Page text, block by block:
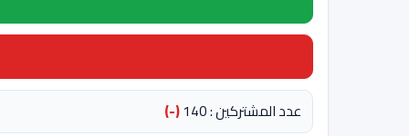
عدد المشتركين : 140
(-)